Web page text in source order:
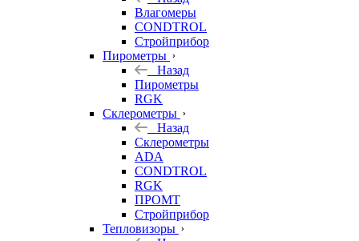
Влагомеры
CONDTROL
Стройприбор
Пирометры
Назад
Пирометры
RGK
Склерометры
Назад
Склерометры
ADA
CONDTROL
RGK
ПРОМТ
Стройприбор
Тепловизоры